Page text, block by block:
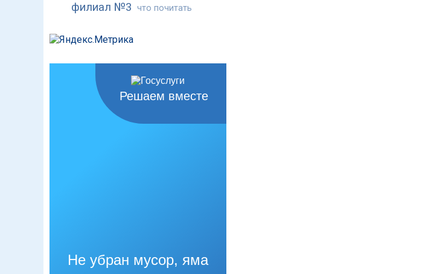
филиал №3 что почитать
Решаем вместе
Не убран мусор, яма